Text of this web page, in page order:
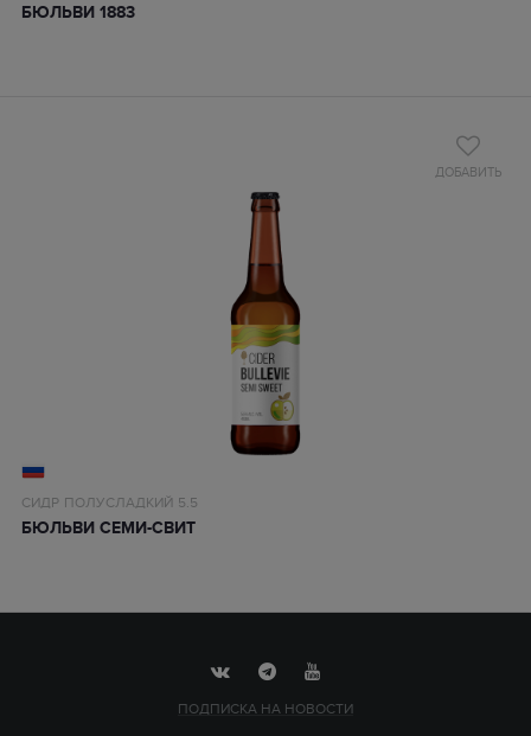
БЮЛЬВИ 1883
ДОБАВИТЬ
СИДР ПОЛУСЛАДКИЙ 5.5
БЮЛЬВИ СЕМИ-СВИТ
ПОДПИСКА НА НОВОСТИ